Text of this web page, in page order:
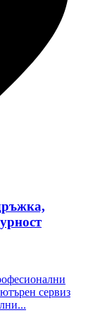
сервиз